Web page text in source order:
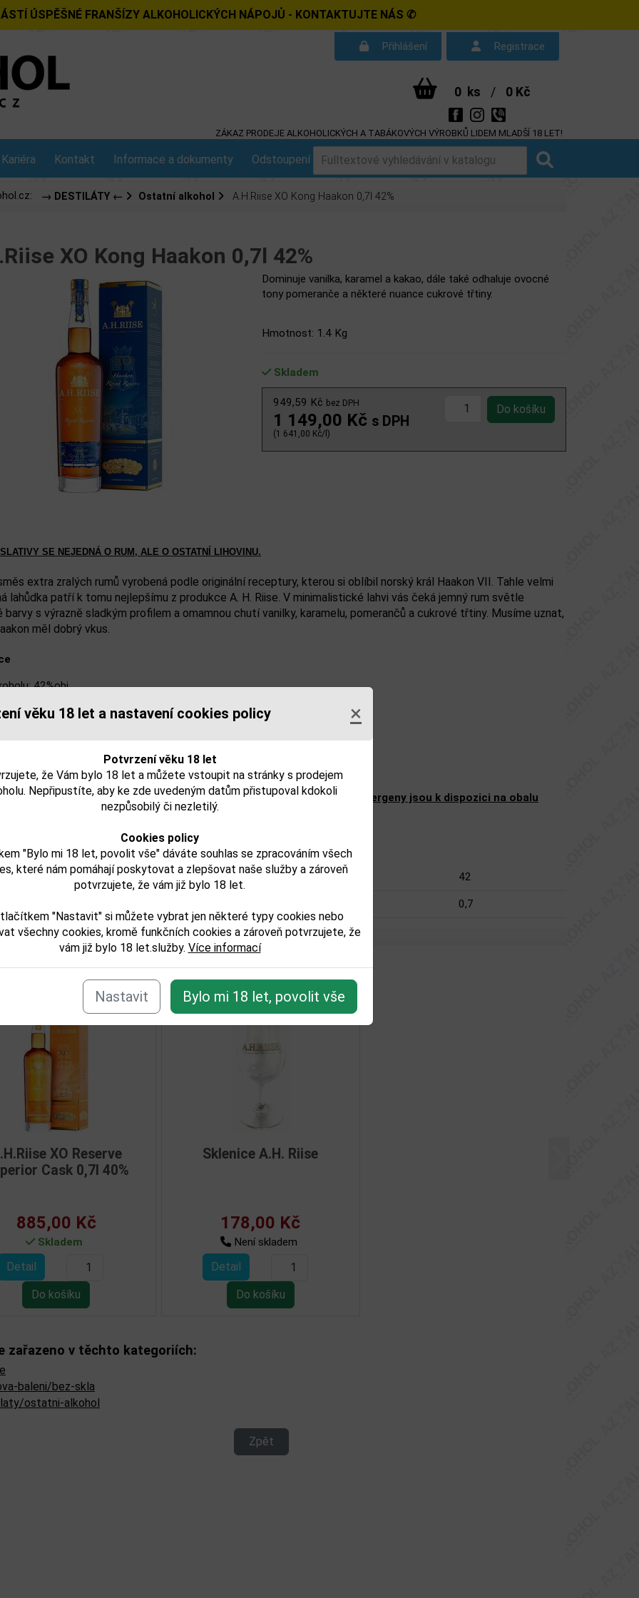
věku 18 let a nastavení cookies policy ×
Potvrzení věku 18 let
že Vám bylo 18 let a můžete vstoupit na stránky s prodejem
Nepřipustíte, aby ke zde uvedeným datům přistupoval kdokoli
nezpůsobilý či nezletilý.
Cookies policy
"Bylo mi 18 let, povolit vše" dáváte souhlas se zpracováním všech
které nám pomáhají poskytovat a zlepšovat naše služby a zároveň
potvrzujete, že vám již bylo 18 let.
"Nastavit" si můžete vybrat jen některé typy cookies nebo
všechny cookies, kromě funkčních cookies a zároveň potvrzujete, že
vám již bylo 18 let.služby. Více informací
Nastavit Bylo mi 18 let, povolit vše
ÚSPĚŠNÉ FRANŠÍZY ALKOHOLICKÝCH NÁPOJŮ - KONTAKTUJTE NÁS ✆
Přihlášení Registrace
0 ks / 0 Kč
ZÁKAZ PRODEJE ALKOHOLICKÝCH A TABÁKOVÝCH VÝROBKŮ LIDEM MLADŠÍ 18 LET!
Kariéra Kontakt Informace a dokumenty Odstoupení od smlouvy Dotazy
→ DESTILÁTY ← Ostatní alkohol A.H.Riise XO Kong Haakon 0,7l 42%
XO Kong Haakon 0,7l 42%
Dominuje vanilka, karamel a kakao, dále také odhaluje ovocné
tony pomeranče a některé nuance cukrové třtiny.
Hmotnost: 1.4 Kg
Skladem
949,59 Kč bez DPH
1 149,00 Kč s DPH
(1 641,00 Kč/l)
SE NEJEDNÁ O RUM, ALE O OSTATNÍ LIHOVINU.
extra zralých rumů vyrobená podle originální receptury, kterou si oblíbil norský král Haakon VII. Tahle velmi
lahůdka patří k tomu nejlepšímu z produkce A. H. Riise. V minimalistické lahvi vás čeká jemný rum světle
barvy s výrazně sladkým profilem a omamnou chutí vanilky, karamelu, pomerančů a cukrové třtiny. Musíme uznat,
měl dobrý vkus.
42%obj
0,7l
že tento produkt může obsahovat alergeny. Přesné složení a alergeny jsou k dispozici na obalu
Zkontrolujte prosím před konzumací.
obj. %: 42
0,7
zboží
XO Reserve
Cask 0,7l 40%
885,00 Kč
Skladem
Detail
Sklenice A.H. Riise
178,00 Kč
Není skladem
Detail
zařazeno v těchto kategoriích:
baleni/bez-skla
ostatni-alkohol
Zpět